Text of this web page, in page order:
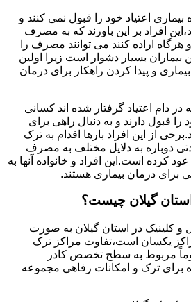
بیماری اعتیاد خود را قبول نمی کنند و
افراد بر این باورند که به مصرف
هرگاه اراده کنند می توانند مصرف را
بیماران بسیار دشوار است زیرا اولین
و پیدا کردن راهکار برای درمان
در دام اعتیاد گرفتار شده اند کسانی
را قبول دارند و به دنبال راهی برای
از این افراد بارها اقدام به ترک
دوباره به دلایل مختلف به مصرف
عود کرده است.این افراد و خانواده آنها به
درمان بیماری هستند.
گیلان چیست؟
و کلینیک در استان گیلان به صورت
یکسان است،تفاوت مراکز ترک
مربوط به سطح تخصص کادر
برای ترک و امکانات رفاهی مجموعه